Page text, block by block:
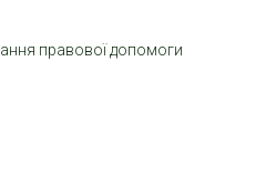
правової допомоги